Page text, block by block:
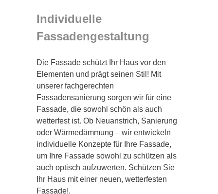
Individuelle
Fassadengestaltung
Die Fassade schützt Ihr Haus vor den
Elementen und prägt seinen Stil! Mit
unserer fachgerechten
Fassadensanierung sorgen wir für eine
Fassade, die sowohl schön als auch
wetterfest ist. Ob Neuanstrich, Sanierung
oder Wärmedämmung – wir entwickeln
individuelle Konzepte für Ihre Fassade,
um Ihre Fassade sowohl zu schützen als
auch optisch aufzuwerten. Schützen Sie
Ihr Haus mit einer neuen, wetterfesten
Fassade!.